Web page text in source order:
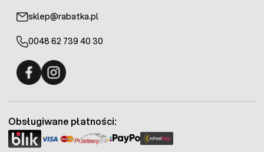
sklep@rabatka.pl
0048 62 739 40 30
Obsługiwane płatności: